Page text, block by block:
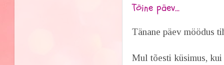
Töine päev...
Tänane päev möödus
Mul tõesti küsimus,